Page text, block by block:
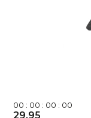
00 : 00 : 00 : 00
29,95